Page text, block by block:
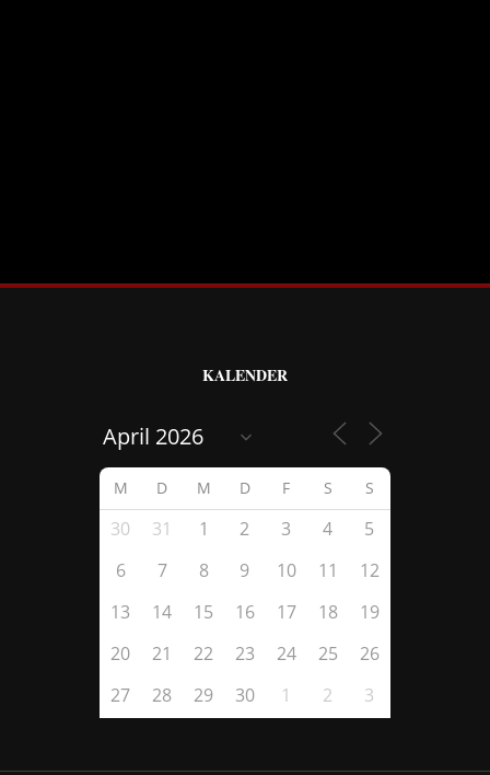
KALENDER
M D M D F S S
30 31 1 2 3 4
5
6
7 8 9 10 11
12
13
14 15 16 17 18
19
20
21 22 23 24 25
26
27
28 29 30 1 2 3